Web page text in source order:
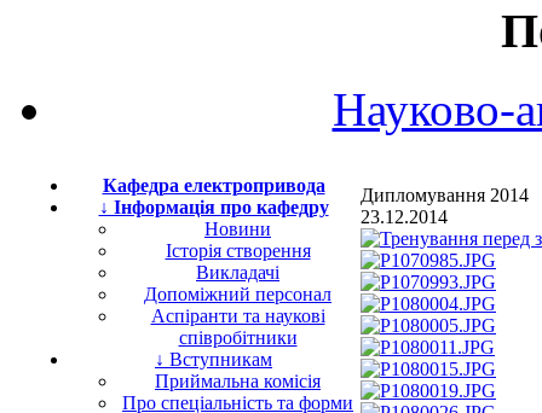
Науково-
Кафедра електропривода
↓ Інформація про кафедру
Новини
Історія створення
Викладачі
Допоміжний персонал
Аспіранти та наукові
співробітники
↓ Вступникам
Приймальна комісія
Про спеціальність та форми
Дипломування 2014
23.12.2014